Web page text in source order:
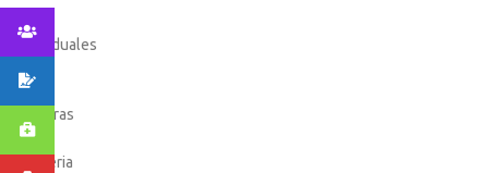
Individuales
Carteras
Cesteria